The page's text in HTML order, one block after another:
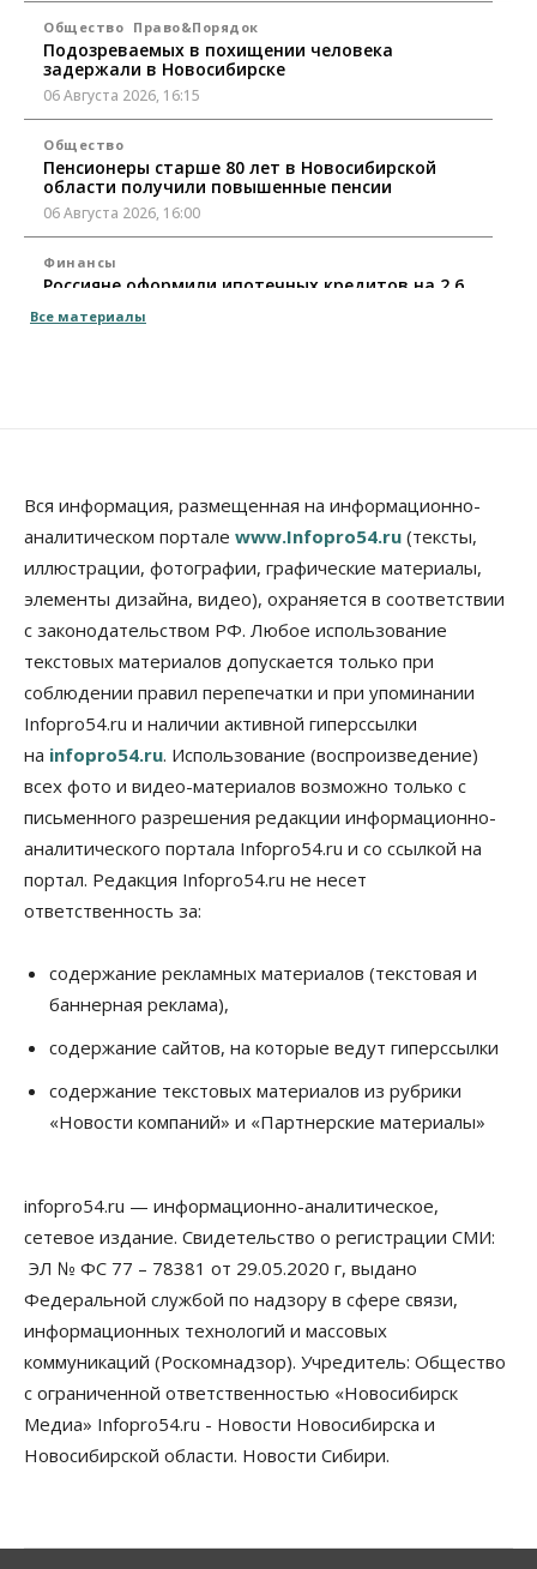
Общество Право&Порядок
Подозреваемых в похищении человека
задержали в Новосибирске
06 Августа 2026, 16:15
Общество
Пенсионеры старше 80 лет в Новосибирской
области получили повышенные пенсии
06 Августа 2026, 16:00
Финансы
Россияне оформили ипотечных кредитов на 2,6
06 Августа 2026, 15:53
Бизнес
Правительство России продлило разрешение на
выпуск бензина «Евро-3»
06 Августа 2026, 14:00
Общество
«За тех, у кого от 270 баллов,
настоящая борьба»: вузы настойчиво
обзванивают новосибирских высокобалльников
перед зачислением
06 Августа 2026, 13:00
Власть
Режим ЧС ввели в Омской области из-за засухи
06 Августа 2026, 12:15
Новосибирск готовится к визиту Владимира
Путина
Бизнес Недвижимость Общество
Росреестр назвал главные причины
06 Августа 2026, 12:00
Телекоммуникации
В 16 населённых пунктах Мошковского района
Бизнес Право&Порядок
Злоумышленники опять атакуют
новосибирские компании через электронную
почту
06 Августа 2026, 11:00
Общество
Медики готовятся к второму пику активности
клещей в Новосибирской области
06 Августа 2026, 10:00
06 Августа 2026, 09:00
Все материалы
Вся информация, размещенная на информационно-
аналитическом портале www.Infopro54.ru (тексты,
иллюстрации, фотографии, графические материалы,
элементы дизайна, видео), охраняется в соответствии
с законодательством РФ. Любое использование
текстовых материалов допускается только при
соблюдении правил перепечатки и при упоминании
Infopro54.ru и наличии активной гиперссылки
на infopro54.ru. Использование (воспроизведение)
всех фото и видео-материалов возможно только с
письменного разрешения редакции информационно-
аналитического портала Infopro54.ru и со ссылкой на
портал. Редакция Infopro54.ru не несет
ответственность за:
содержание рекламных материалов (текстовая и
баннерная реклама),
содержание сайтов, на которые ведут гиперссылки
содержание текстовых материалов из рубрики
«Новости компаний» и «Партнерские материалы»
infopro54.ru — информационно-аналитическое,
сетевое издание. Свидетельство о регистрации СМИ:
ЭЛ № ФС 77 – 78381 от 29.05.2020 г, выдано
Федеральной службой по надзору в сфере связи,
информационных технологий и массовых
коммуникаций (Роскомнадзор). Учредитель: Общество
с ограниченной ответственностью «Новосибирск
Медиа» Infopro54.ru - Новости Новосибирска и
Новосибирской области. Новости Сибири.